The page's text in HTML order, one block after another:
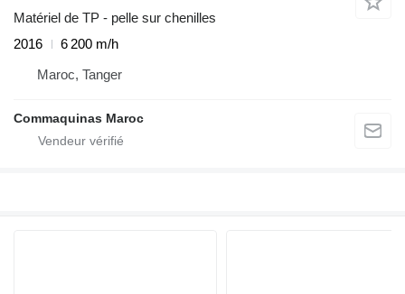
Matériel de TP - pelle sur chenilles
2016
6 200 m/h
Maroc, Tanger
Commaquinas Maroc